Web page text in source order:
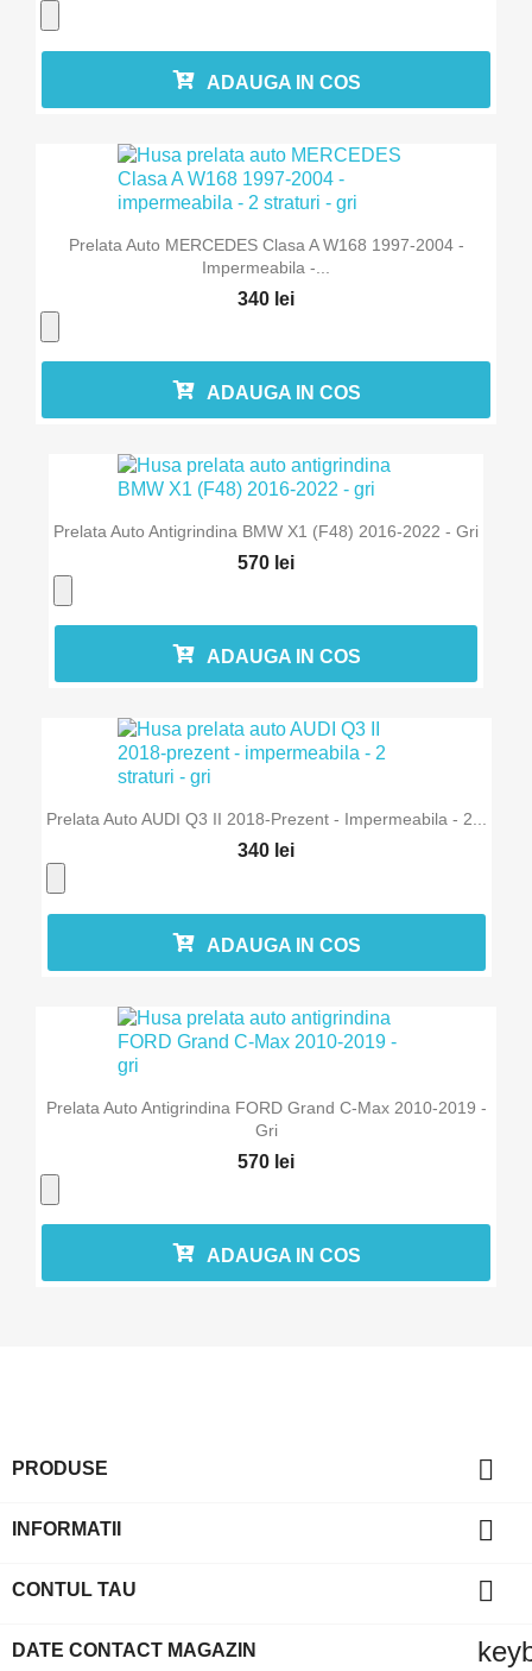
ADAUGA IN COS
Prelata Auto MERCEDES Clasa A W168 1997-2004 -
Impermeabila -...
340 lei
ADAUGA IN COS
Prelata Auto Antigrindina BMW X1 (F48) 2016-2022 - Gri
570 lei
ADAUGA IN COS
Prelata Auto AUDI Q3 II 2018-Prezent - Impermeabila - 2...
340 lei
ADAUGA IN COS
Prelata Auto Antigrindina FORD Grand C-Max 2010-2019 -
Gri
570 lei
ADAUGA IN COS
PRODUSE 
INFORMATII 
CONTUL TAU 
DATE CONTACT MAGAZIN